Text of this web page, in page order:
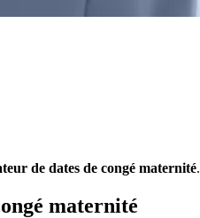
de dates de congé maternité.
maternité